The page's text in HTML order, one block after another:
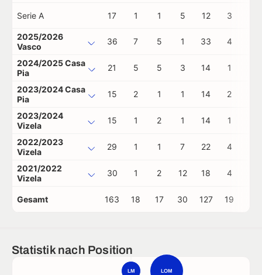
Serie A 17 1 1 5 12 3
2025/2026
Vasco
36 7 5 1 33 4
2024/2025 Casa
Pia
21 5 5 3 14 1
2023/2024 Casa
Pia
15 2 1 1 14 2
2023/2024
Vizela
15 1 2 1 14 1
2022/2023
Vizela
29 1 1 7 22 4
2021/2022
Vizela
30 1 2 12 18 4
Gesamt 163 18 17 30 127 19
Statistik nach Position
LOM
LM